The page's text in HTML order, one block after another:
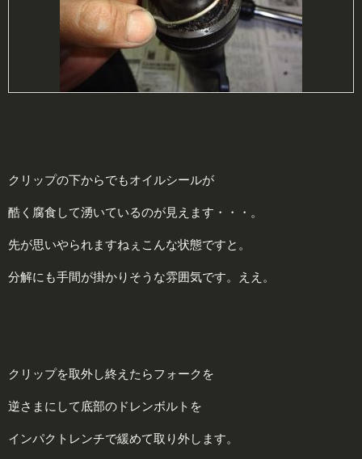
クリップの下からでもオイルシールが
酷く腐食して湧いているのが見えます・・・。
先が思いやられますねぇこんな状態ですと。
分解にも手間が掛かりそうな雰囲気です。ええ。
クリップを取外し終えたらフォークを
逆さまにして底部のドレンボルトを
インパクトレンチで緩めて取り外します。